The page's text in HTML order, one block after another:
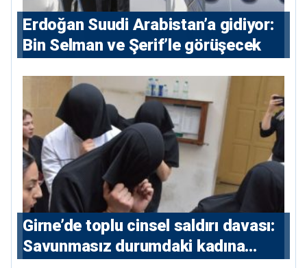
Erdoğan Suudi Arabistan’a gidiyor:
Bin Selman ve Şerif’le görüşecek
Girne’de toplu cinsel saldırı davası:
Savunmasız durumdaki kadına